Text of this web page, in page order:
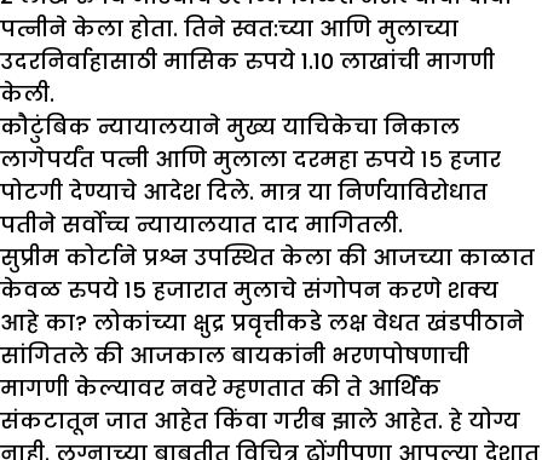
पत्नीने केला होता. तिने स्वत:च्या आणि मुलाच्या
उदरनिर्वाहासाठी मासिक रुपये 1.10 लाखांची मागणी
केली.
कौटुंबिक न्यायालयाने मुख्य याचिकेचा निकाल
लागेपर्यंत पत्नी आणि मुलाला दरमहा रुपये १५ हजार
पोटगी देण्याचे आदेश दिले. मात्र या निर्णयाविरोधात
पतीने सर्वोच्च न्यायालयात दाद मागितली.
सुप्रीम कोर्टाने प्रश्न उपस्थित केला की आजच्या काळात
केवळ रुपये 15 हजारात मुलाचे संगोपन करणे शक्य
आहे का? लोकांच्या क्षुद्र प्रवृत्तीकडे लक्ष वेधत खंडपीठाने
सांगितले की आजकाल बायकांनी भरणपोषणाची
मागणी केल्यावर नवरे म्हणतात की ते आर्थिक
संकटातून जात आहेत किंवा गरीब झाले आहेत. हे योग्य
नाही. लग्नाच्या बाबतीत विचित्र ढोंगीपणा आपल्या देशात